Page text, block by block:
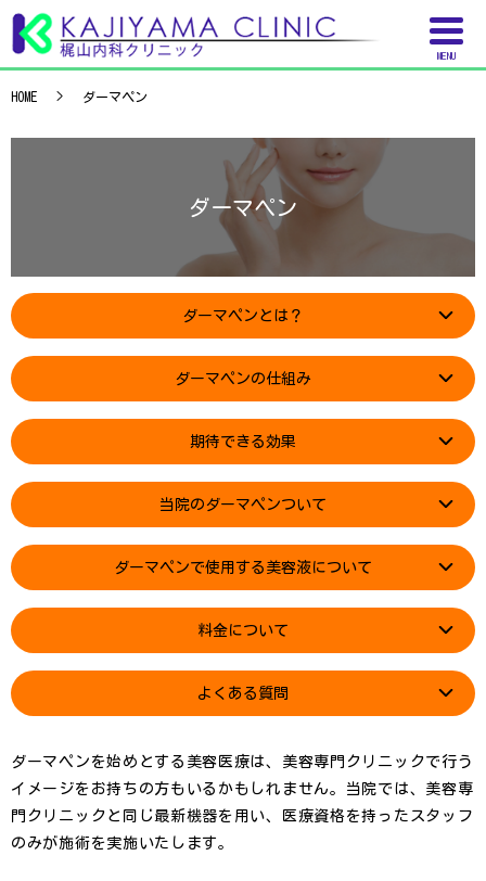
MENU
HOME ダーマペン
ダーマペン
ダーマペンとは？
ダーマペンの仕組み
期待できる効果
当院のダーマペンついて
ダーマペンで使用する美容液について
料金について
よくある質問
ダーマペンを始めとする美容医療は、美容専門クリニックで行う
イメージをお持ちの方もいるかもしれません。当院では、美容専
門クリニックと同じ最新機器を用い、医療資格を持ったスタッフ
のみが施術を実施いたします。